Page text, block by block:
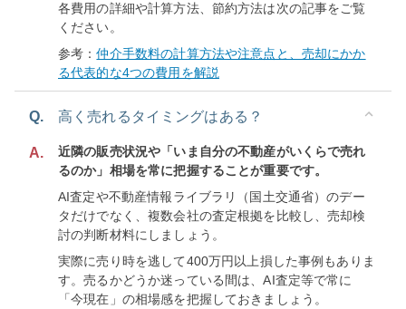
各費用の詳細や計算方法、節約方法は次の記事をご覧
ください。
参考：仲介手数料の計算方法や注意点と、売却にかか
る代表的な4つの費用を解説
Q. 高く売れるタイミングはある？
A.
近隣の販売状況や「いま自分の不動産がいくらで売れ
るのか」相場を常に把握することが重要です。
AI査定や不動産情報ライブラリ（国土交通省）のデー
タだけでなく、複数会社の査定根拠を比較し、売却検
討の判断材料にしましょう。
実際に売り時を逃して400万円以上損した事例もありま
す。売るかどうか迷っている間は、AI査定等で常に
「今現在」の相場感を把握しておきましょう。